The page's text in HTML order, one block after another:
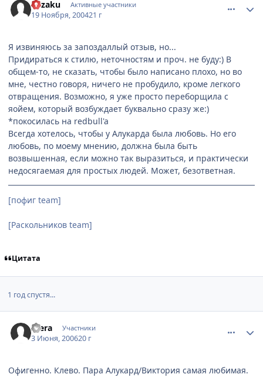
Suzaku Активные участники
19 Ноября, 200421 г
Я извиняюсь за запоздаллый отзыв, но...
Придираться к стилю, неточностям и проч. не буду:) В
общем-то, не сказать, чтобы было написано плохо, но во
мне, честно говоря, ничего не пробудило, кроме легкого
отвращения. Возможно, я уже просто переборщила с
яойем, который возбуждает буквально сразу же:)
*покосилась на redbull'a
Всегда хотелось, чтобы у Алукарда была любовь. Но его
любовь, по моему мнению, должна была быть
возвышенная, если можно так выразиться, и практически
недосягаемая для простых людей. Может, безответная.
[пофиг team]
[Раскольников team]
Цитата
1 год спустя...
Alera Участники
3 Июня, 200620 г
Офигенно. Клево. Пара Алукард/Виктория самая любимая.